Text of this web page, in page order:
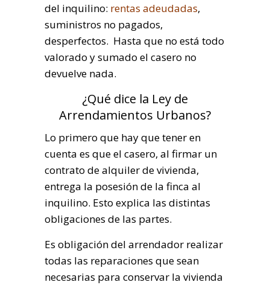
del inquilino: rentas adeudadas,
suministros no pagados,
desperfectos. Hasta que no está todo
valorado y sumado el casero no
devuelve nada.
¿Qué dice la Ley de
Arrendamientos Urbanos?
Lo primero que hay que tener en
cuenta es que el casero, al firmar un
contrato de alquiler de vivienda,
entrega la posesión de la finca al
inquilino. Esto explica las distintas
obligaciones de las partes.
Es obligación del arrendador realizar
todas las reparaciones que sean
necesarias para conservar la vivienda